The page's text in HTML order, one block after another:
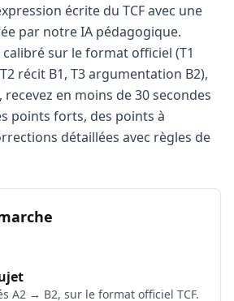
écrite du TCF avec une
par notre IA pédagogique.
sur le format officiel (T1
récit B1, T3 argumentation B2),
en moins de 30 secondes
points forts, des points à
détaillées avec règles de
A2 → B2, sur le format officiel TCF.